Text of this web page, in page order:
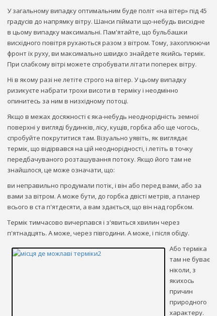
У загальному випадку оптимальним буде політ «на вітер» під 45
градусів до напрямку вітру. Шанси піймати що-небудь висхідне
в цьому випадку максимальні. Пам'ятайте, що бульбашки
висхідного повітря рухаються разом з вітром. Тому, захоплюючи
фронт їх руху, ви максимально швидко знайдете якийсь термік.
При слабкому вітрі можете спробувати літати поперек вітру.
Ні в якому разі не летіте строго на вітер. У цьому випадку
ризикуєте набрати трохи висоти в терміку і неодмінно
опинитесь за ним в низхідному потоці.
Якщо в межах досяжності є яка-небудь неоднорідність земної
поверхні у вигляді будинків, лісу, кущів, горбка або ще чогось,
спробуйте покрутитися там. Візуально уявіть, як виглядає
термік, що відірвався на цій неоднорідності, і летіть в точку
передбачуваного розташування потоку. Якщо його там не
знайшлося, це може означати, що:
ви неправильно продумали потік, і він або перед вами, або за
вами за вітром. А може бути, до горбка двісті метрів, а планер
всього в ста п'ятдесяти, а вам здається, що він над горбком.
Термік тимчасово вичерпався і з'явиться хвилин через
п'ятнадцять. А може, через півгодини. А може, і після обіду.
Або терміка
там не буває
ніколи, з
якихось
причин
природного
характеру.